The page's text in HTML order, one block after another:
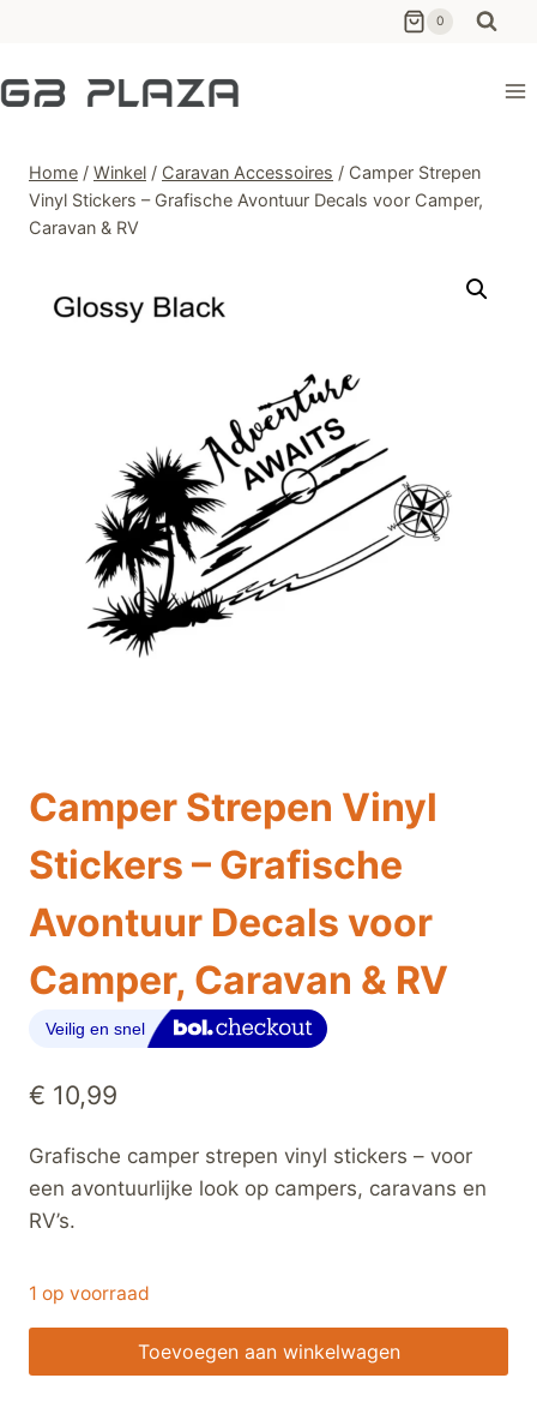
de
inhoud
0
Home / Winkel / Caravan Accessoires / Camper Strepen
Vinyl Stickers – Grafische Avontuur Decals voor Camper,
Caravan & RV
Camper Strepen Vinyl
Stickers – Grafische
Avontuur Decals voor
Camper, Caravan & RV
€ 10,99
Grafische camper strepen vinyl stickers – voor
een avontuurlijke look op campers, caravans en
RV’s.
1 op voorraad
Strepen
Toevoegen aan winkelwagen